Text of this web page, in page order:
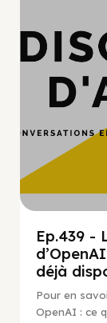
Ep.439 -
déjà
Pour en
OpenAI : ce